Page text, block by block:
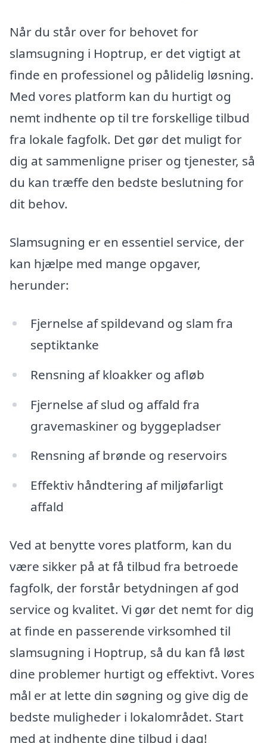
Når du står over for behovet for
slamsugning i Hoptrup, er det vigtigt at
finde en professionel og pålidelig løsning.
Med vores platform kan du hurtigt og
nemt indhente op til tre forskellige tilbud
fra lokale fagfolk. Det gør det muligt for
dig at sammenligne priser og tjenester, så
du kan træffe den bedste beslutning for
dit behov.
Slamsugning er en essentiel service, der
kan hjælpe med mange opgaver,
herunder:
Fjernelse af spildevand og slam fra
septiktanke
Rensning af kloakker og afløb
Fjernelse af slud og affald fra
gravemaskiner og byggepladser
Rensning af brønde og reservoirs
Effektiv håndtering af miljøfarligt
affald
Ved at benytte vores platform, kan du
være sikker på at få tilbud fra betroede
fagfolk, der forstår betydningen af god
service og kvalitet. Vi gør det nemt for dig
at finde en passerende virksomhed til
slamsugning i Hoptrup, så du kan få løst
dine problemer hurtigt og effektivt. Vores
mål er at lette din søgning og give dig de
bedste muligheder i lokalområdet. Start
med at indhente dine tilbud i dag!